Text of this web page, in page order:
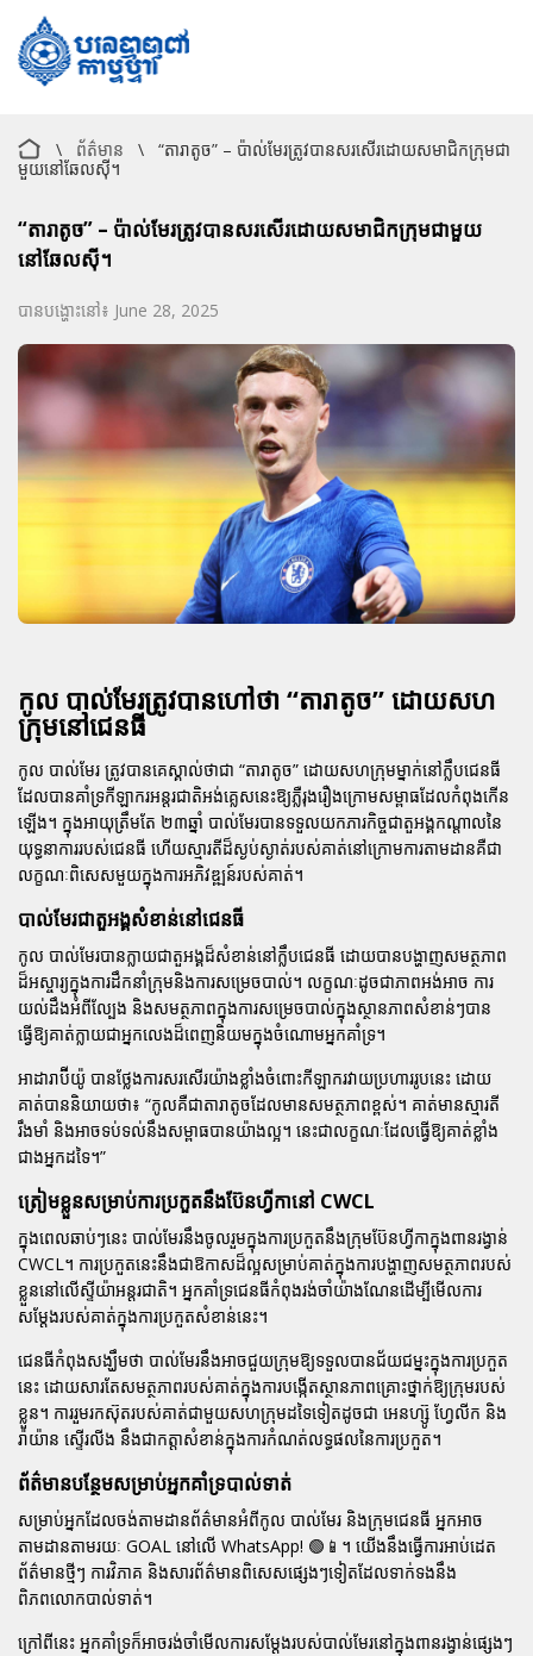
\ ព័ត៌មាន \
“តារាតូច” – ប៉ាល់មែរត្រូវបានសរសើរដោយសមាជិកក្រុមជា
មួយនៅឆែលស៊ី។
“តារាតូច” – ប៉ាល់មែរត្រូវបានសរសើរដោយសមាជិកក្រុមជាមួយ
នៅឆែលស៊ី។
បានបង្ហោះនៅ៖ June 28, 2025
កូល បាល់មែរត្រូវបានហៅថា “តារាតូច” ដោយសហ
ក្រុមនៅជេនធី
កូល បាល់មែរ ត្រូវបានគេស្គាល់ថាជា “តារាតូច” ដោយសហក្រុមម្នាក់នៅក្លឹបជេនធី
ដែលបានគាំទ្រកីឡាករអន្តរជាតិអង់គ្លេសនេះឱ្យភ្លឺរុងរឿងក្រោមសម្ពាធដែលកំពុងកើន
ឡើង។ ក្នុងអាយុត្រឹមតែ ២៣ឆ្នាំ បាល់មែរបានទទួលយកភារកិច្ចជាតួអង្គកណ្តាលនៃ
យុទ្ធនាការរបស់ជេនធី ហើយស្មារតីដ៏ស្ងប់ស្ងាត់របស់គាត់នៅក្រោមការតាមដានគឺជា
លក្ខណៈពិសេសមួយក្នុងការអភិវឌ្ឍន៍របស់គាត់។
បាល់មែរជាតួអង្គសំខាន់នៅជេនធី
កូល បាល់មែរបានក្លាយជាតួអង្គដ៏សំខាន់នៅក្លឹបជេនធី ដោយបានបង្ហាញសមត្ថភាព
ដ៏អស្ចារ្យក្នុងការដឹកនាំក្រុមនិងការសម្រេចបាល់។ លក្ខណៈដូចជាភាពអង់អាច ការ
យល់ដឹងអំពីល្បែង និងសមត្ថភាពក្នុងការសម្រេចបាល់ក្នុងស្ថានភាពសំខាន់ៗបាន
ធ្វើឱ្យគាត់ក្លាយជាអ្នកលេងដ៏ពេញនិយមក្នុងចំណោមអ្នកគាំទ្រ។
អាដារាប៊ីយ៉ូ បានថ្លែងការសរសើរយ៉ាងខ្លាំងចំពោះកីឡាករវាយប្រហាររូបនេះ ដោយ
គាត់បាននិយាយថា៖ “កូលគឺជាតារាតូចដែលមានសមត្ថភាពខ្ពស់។ គាត់មានស្មារតី
រឹងមាំ និងអាចទប់ទល់នឹងសម្ពាធបានយ៉ាងល្អ។ នេះជាលក្ខណៈដែលធ្វើឱ្យគាត់ខ្លាំង
ជាងអ្នកដទៃ។”
ត្រៀមខ្លួនសម្រាប់ការប្រកួតនឹងប៊ែនហ្វីកានៅ CWCL
ក្នុងពេលឆាប់ៗនេះ បាល់មែរនឹងចូលរួមក្នុងការប្រកួតនឹងក្រុមប៊ែនហ្វីកាក្នុងពានរង្វាន់
CWCL។ ការប្រកួតនេះនឹងជាឱកាសដ៏ល្អសម្រាប់គាត់ក្នុងការបង្ហាញសមត្ថភាពរបស់
ខ្លួននៅលើស្ទីយ៉ាអន្តរជាតិ។ អ្នកគាំទ្រជេនធីកំពុងរង់ចាំយ៉ាងណែនដើម្បីមើលការ
សម្តែងរបស់គាត់ក្នុងការប្រកួតសំខាន់នេះ។
ជេនធីកំពុងសង្ឃឹមថា បាល់មែរនឹងអាចជួយក្រុមឱ្យទទួលបានជ័យជម្នះក្នុងការប្រកួត
នេះ ដោយសារតែសមត្ថភាពរបស់គាត់ក្នុងការបង្កើតស្ថានភាពគ្រោះថ្នាក់ឱ្យក្រុមរបស់
ខ្លួន។ ការរួមរកស៊ុតរបស់គាត់ជាមួយសហក្រុមដទៃទៀតដូចជា អេនហ្ស៊ូ ហ្វែលីក និង
រ៉ាយ៉ាន ស្ទើរលីង នឹងជាកត្តាសំខាន់ក្នុងការកំណត់លទ្ធផលនៃការប្រកួត។
ព័ត៌មានបន្ថែមសម្រាប់អ្នកគាំទ្របាល់ទាត់
សម្រាប់អ្នកដែលចង់តាមដានព័ត៌មានអំពីកូល បាល់មែរ និងក្រុមជេនធី អ្នកអាច
តាមដានតាមរយៈ GOAL នៅលើ WhatsApp! 🟢📱។ យើងនឹងធ្វើការអាប់ដេត
ព័ត៌មានថ្មីៗ ការវិភាគ និងសារព័ត៌មានពិសេសផ្សេងៗទៀតដែលទាក់ទងនឹង
ពិភពលោកបាល់ទាត់។
ក្រៅពីនេះ អ្នកគាំទ្រក៏អាចរង់ចាំមើលការសម្តែងរបស់បាល់មែរនៅក្នុងពានរង្វាន់ផ្សេងៗ